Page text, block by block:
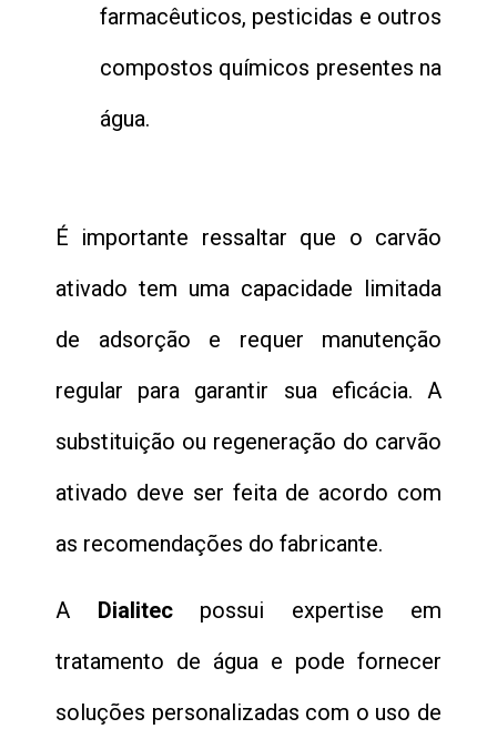
farmacêuticos, pesticidas e outros
compostos químicos presentes na
água.
É importante ressaltar que o carvão
ativado tem uma capacidade limitada
de adsorção e requer manutenção
regular para garantir sua eficácia. A
substituição ou regeneração do carvão
ativado deve ser feita de acordo com
as recomendações do fabricante.
A Dialitecpossui expertise em
tratamento de água e pode fornecer
soluções personalizadas com o uso de